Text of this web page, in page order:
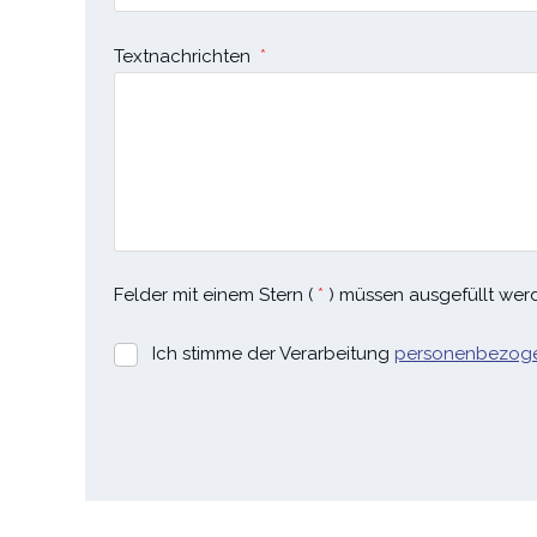
Textnachrichten *
Felder mit einem Stern ( * ) müssen ausgefüllt
Ich stimme der Verarbeitung